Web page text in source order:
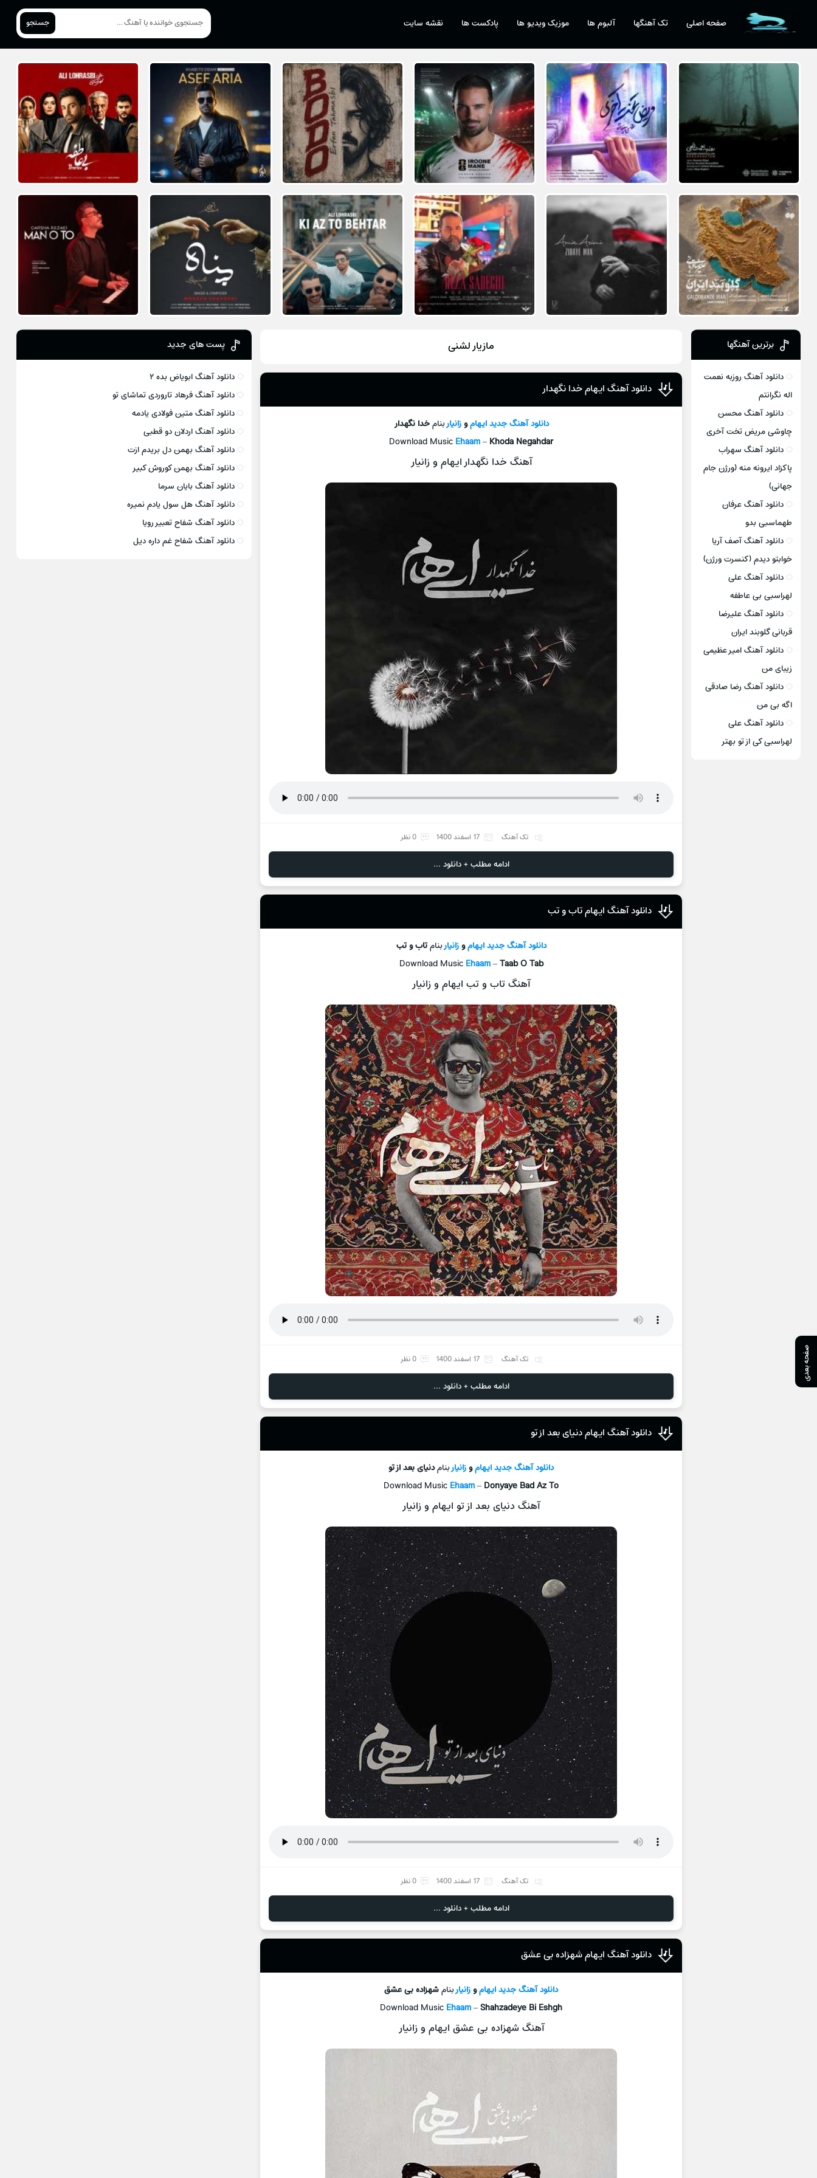
صفحه اصلی تک آهنگها آلبوم ها موزیک ویدیو ها پادکست ها نقشه سایت جستجو
مازیار لشنی
دانلود آهنگ ایهام خدا نگهدار
دانلود آهنگ جدیدایهاموزانیاربنامخدا نگهدار
Download Music Ehaam– Khoda Negahdar
آهنگ خدا نگهدار ایهام و زانیار
تک آهنگ 17 اسفند 1400 0 نظر
ادامه مطلب + دانلود ...
دانلود آهنگ ایهام تاب و تب
دانلود آهنگ جدیدایهاموزانیاربنامتاب و تب
Download Music Ehaam–Taab O Tab
آهنگ تاب و تب ایهام و زانیار
تک آهنگ 17 اسفند 1400 0 نظر
ادامه مطلب + دانلود ...
دانلود آهنگ ایهام دنیای بعد از تو
دانلود آهنگ جدیدایهاموزانیاربنامدنیای بعد از تو
Download Music Ehaam– Donyaye Bad Az To
آهنگ دنیای بعد از تو ایهام و زانیار
تک آهنگ 17 اسفند 1400 0 نظر
ادامه مطلب + دانلود ...
دانلود آهنگ ایهام شهزاده بی عشق
دانلود آهنگ جدیدایهاموزانیاربنامشهزاده بی عشق
Download Music Ehaam–Shahzadeye Bi Eshgh
آهنگ شهزاده بی عشق ایهام و زانیار
صفحه بعدی
برترین آهنگها
دانلود آهنگ روزبه نعمت
اله نگرانتم
دانلود آهنگ محسن
چاوشی مریض تخت آخری
دانلود آهنگ سهراب
پاکزاد ایرونه منه (ورژن جام
جهانی)
دانلود آهنگ عرفان
طهماسبی بدو
دانلود آهنگ آصف آریا
خوابتو دیدم (کنسرت ورژن)
دانلود آهنگ علی
لهراسبی بی عاطفه
دانلود آهنگ علیرضا
قربانی گلوبند ایران
دانلود آهنگ امیر عظیمی
زیبای من
دانلود آهنگ رضا صادقی
اگه بی من
دانلود آهنگ علی
لهراسبی کی از تو ‌بهتر
پست های جدید
دانلود آهنگ ابویاض بده ۲
دانلود آهنگ فرهاد تاروردی تماشای تو
دانلود آهنگ متین فولادی یادمه
دانلود آهنگ اردلان دو قطبی
دانلود آهنگ بهمن دل بریدم ازت
دانلود آهنگ بهمن کوروش کبیر
دانلود آهنگ بایان سرما
دانلود آهنگ هل سول یادم نمیره
دانلود آهنگ شفاح تعبیر رویا
دانلود آهنگ شفاح غم داره دیل